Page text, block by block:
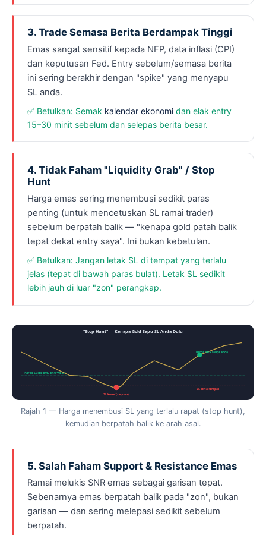
3. Trade Semasa Berita Berdampak Tinggi
Emas sangat sensitif kepada NFP, data inflasi (CPI)
dan keputusan Fed. Entry sebelum/semasa berita
ini sering berakhir dengan "spike" yang menyapu
SL anda.
✅ Betulkan: Semak kalendar ekonomi dan elak entry
15–30 minit sebelum dan selepas berita besar.
4. Tidak Faham "Liquidity Grab" / Stop
Hunt
Harga emas sering menembusi sedikit paras
penting (untuk mencetuskan SL ramai trader)
sebelum berpatah balik — "kenapa gold patah balik
tepat dekat entry saya". Ini bukan kebetulan.
✅ Betulkan: Jangan letak SL di tempat yang terlalu
jelas (tepat di bawah paras bulat). Letak SL sedikit
lebih jauh di luar "zon" perangkap.
"Stop Hunt" — Kenapa Gold Sapu SL Anda Dulu
Paras Support / Entry beli
SL terlalu rapat
SL kena! (sapuan)
harga naik tanpa anda
Rajah 1 — Harga menembusi SL yang terlalu rapat (stop hunt),
kemudian berpatah balik ke arah asal.
5. Salah Faham Support & Resistance Emas
Ramai melukis SNR emas sebagai garisan tepat.
Sebenarnya emas berpatah balik pada "zon", bukan
garisan — dan sering melepasi sedikit sebelum
berpatah.